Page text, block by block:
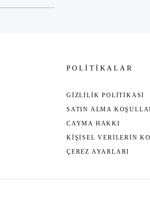
POLİTİKALAR
GİZLİLİK POLİTİKASI
SATIN ALMA
CAYMA HAKKI
KİŞİSEL VERİLERİN
ÇEREZ AYARLARI